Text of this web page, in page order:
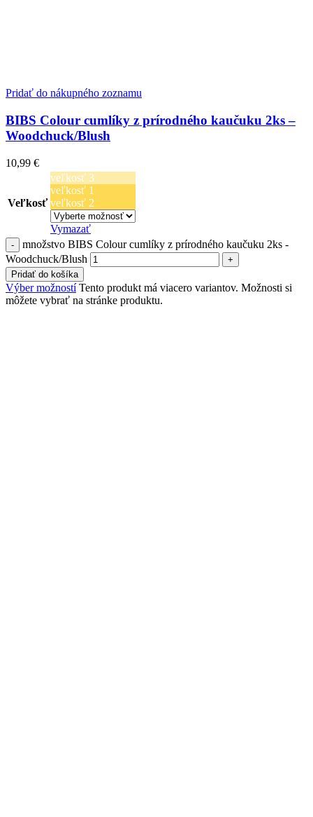
Pridať do nákupného zoznamu
BIBS Colour cumlíky z prírodného kaučuku 2ks –
Woodchuck/Blush
10,99 €
Veľkosť
veľkosť 3
veľkosť 1
veľkosť 2
Vymazať
množstvo BIBS Colour cumlíky z prírodného kaučuku 2ks -
Woodchuck/Blush
Pridať do košíka
Výber možností Tento produkt má viacero variantov. Možnosti si
môžete vybrať na stránke produktu.